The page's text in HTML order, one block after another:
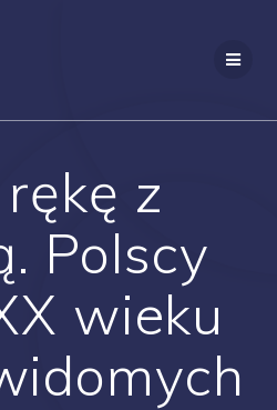
z
Polscy
wieku